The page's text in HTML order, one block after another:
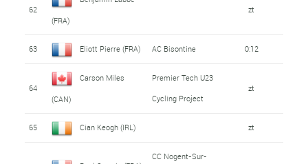
62
(FRA)
zt
63 Eliott Pierre (FRA) AC Bisontine 0:12
64
Carson Miles
(CAN)
Premier Tech U23
Cycling Project
zt
65 Cian Keogh (IRL) zt
CC Nogent-Sur-